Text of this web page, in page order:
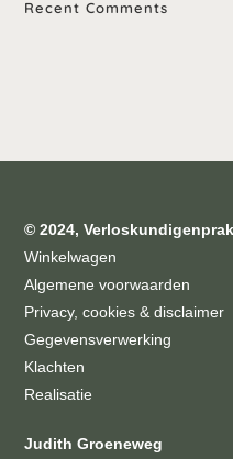
Recent Comments
© 2024,
Winkelwagen
Algemene voorwaarden
Privacy, cookies & disclaimer
Gegevensverwerking
Klachten
Realisatie
Judith Groeneweg